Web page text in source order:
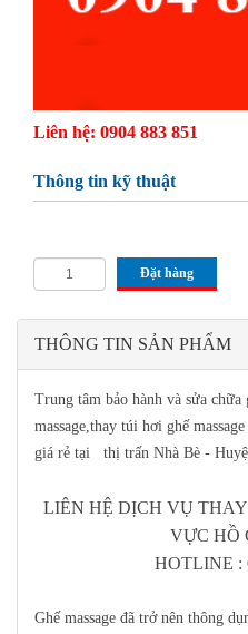
Liên hệ: 0904 883 851
Thông tin kỹ thuật
Đặt hàng
THÔNG TIN SẢN PHẨM
Trung tâm bảo hành và sửa chữa
massage,thay túi hơi ghế
giá rẻ tại thị trấn Nhà Bè -
LIÊN HỆ DỊCH VỤ
VỰC HỒ
HOTLINE :
Ghế massage đã trở nên thông